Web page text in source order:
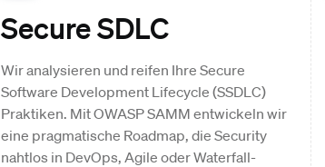
Secure SDLC
Wir analysieren und reifen Ihre Secure
Software Development Lifecycle (SSDLC)
Praktiken. Mit OWASP SAMM entwickeln wir
eine pragmatische Roadmap, die Security
nahtlos in DevOps, Agile oder Waterfall-